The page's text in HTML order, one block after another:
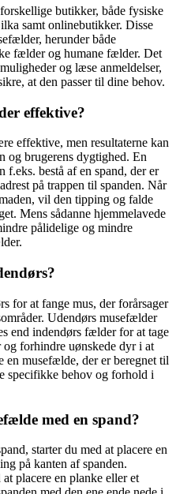
butikker, både fysiske
samt onlinebutikker. Disse
herunder både
fælder og humane fælder. Det
og læse anmeldelser,
at den passer til dine behov.
effektive?
effektive, men resultaterne kan
og brugerens dygtighed. En
bestå af en spand, der er
på trappen til spanden. Når
vil den tipping og falde
Mens sådanne hjemmelavede
pålidelige og mindre
for at fange mus, der forårsager
Udendørs musefælder
end indendørs fælder for at tage
forhindre uønskede dyr i at
musefælde, der er beregnet til
specifikke behov og forhold i
med en spand?
starter du med at placere en
på kanten af spanden.
placere en planke eller et